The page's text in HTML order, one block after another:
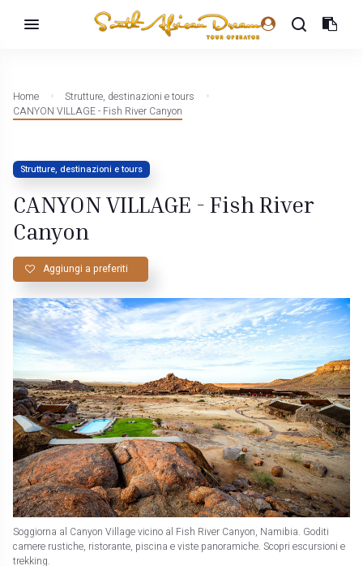
Home
Strutture, destinazioni e tours
CANYON VILLAGE - Fish River Canyon
Strutture, destinazioni e tours
CANYON VILLAGE - Fish River
Canyon
Aggiungi a preferiti
Soggiorna al Canyon Village vicino al Fish River Canyon, Namibia. Goditi
camere rustiche, ristorante, piscina e viste panoramiche. Scopri escursioni e
trekking.